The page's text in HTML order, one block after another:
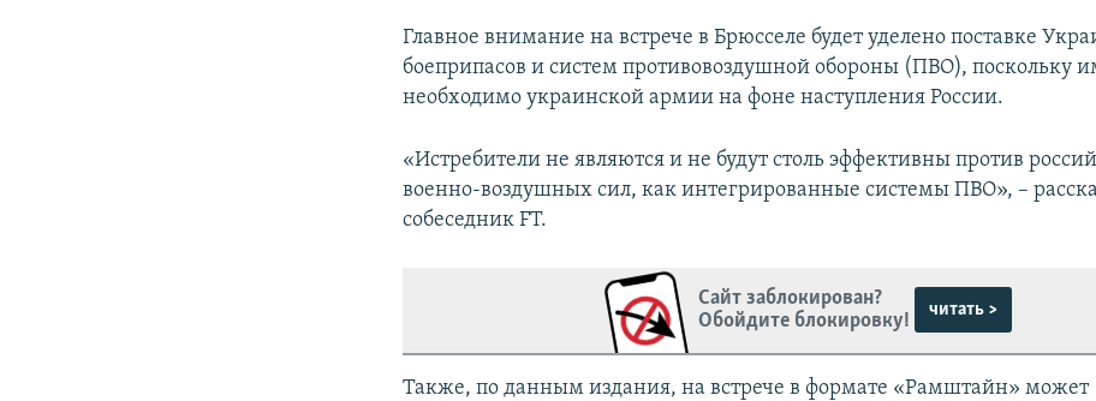
Главное внимание на встрече в Брюсселе будет уделено поставке
боеприпасов и систем противовоздушной обороны (ПВО), поскольку
необходимо украинской армии на фоне наступления России.
«Истребители не являются и не будут столь эффективны против
военно-воздушных сил, как интегрированные системы ПВО», –
собеседник FT.
Сайт заблокирован?
Обойдите блокировку!
читать >
Также, по данным издания, на встрече в формате «Рамштайн» может